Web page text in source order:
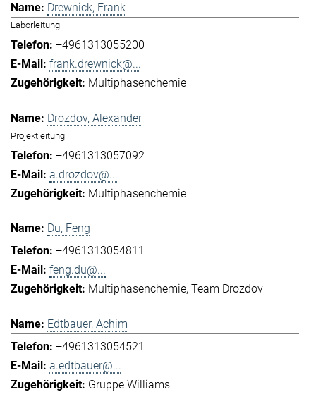
Drewnick, Frank
Laborleitung
+4961313055200
frank.drewnick@...
Multiphasenchemie
Drozdov, Alexander
Projektleitung
+4961313057092
a.drozdov@...
Multiphasenchemie
Du, Feng
+4961313054811
feng.du@...
Multiphasenchemie Team Drozdov
Edtbauer, Achim
+4961313054521
a.edtbauer@...
Gruppe Williams